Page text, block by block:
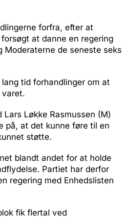
forfra, efter at
at danne en regering
Moderaterne de seneste seks
tid forhandlinger om at
varet.
Lars Løkke Rasmussen (M)
på, at det kunne føre til en
støtte.
blandt andet for at holde
Partiet har derfor
regering med Enhedslisten
fik flertal ved